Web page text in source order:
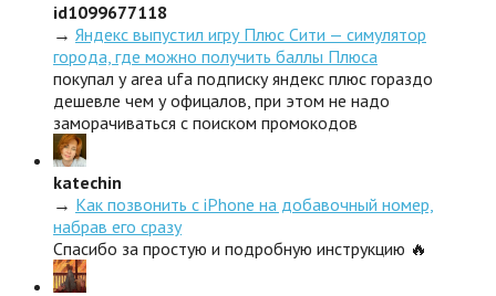
id1099677118
→ Яндекс выпустил игру Плюс Сити — симулятор
города, где можно получить баллы Плюса
покупал у area ufa подписку яндекс плюс гораздо
дешевле чем у офицалов, при этом не надо
заморачиваться с поиском промокодов
katechin
→ Как позвонить с iPhone на добавочный номер,
набрав его сразу
Спасибо за простую и подробную инструкцию 🔥